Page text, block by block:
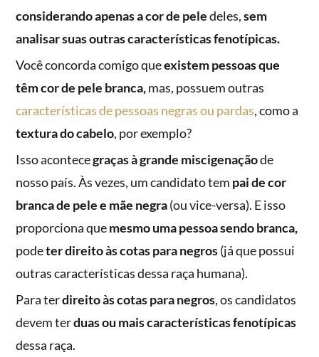
considerando apenas a cor de peledeles,sem
analisar suas outras características fenotípicas.
Você concorda comigo queexistem pessoas que
têm cor de pele branca,mas, possuem outras
características de pessoas negras ou pardas, como a
textura do cabelo, por exemplo?
Isso acontecegraças à grande miscigenaçãode
nosso país. Às vezes, um candidato tem pai de cor
branca de pele e mãe negra(ou vice-versa). E isso
proporciona quemesmo uma pessoa sendo branca,
podeter direito às cotas para negros(já que possui
outras características dessa raça humana).
Para terdireito às cotas para negros, os candidatos
devem terduas ou mais características fenotípicas
dessa raça.